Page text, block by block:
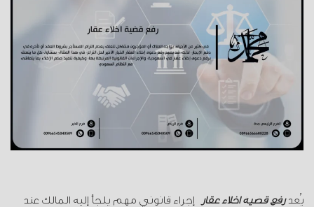
يُعدرفع قضية اخلاء عقار
إجراء قانوني مهم يلجأ إليه المالك عند